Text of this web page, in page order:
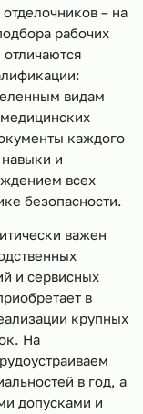
– на
рабочих
видам
каждого
и
всех
безопасности.
важен
и сервисных
в
крупных
На
в год, а
допусками и